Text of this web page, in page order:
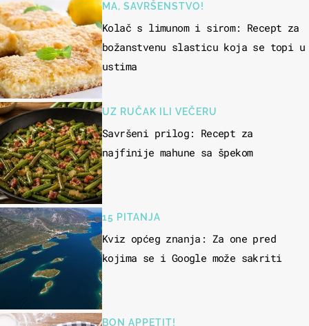
MA, SAVRŠENSTVO!
Kolač s limunom i sirom: Recept za
božanstvenu slasticu koja se topi u
ustima
UZ RUČAK ILI VEČERU
Savršeni prilog: Recept za
najfinije mahune sa špekom
15 PITANJA
Kviz općeg znanja: Za one pred
kojima se i Google može sakriti
BON APPETIT!